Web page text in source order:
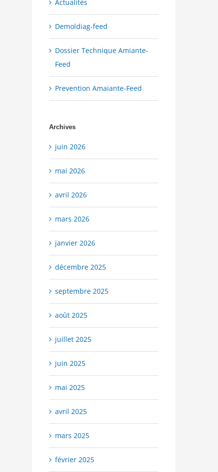
Actualités
Demoldiag-feed
Dossier Technique Amiante-
Feed
Prevention Amaiante-Feed
Archives
juin 2026
mai 2026
avril 2026
mars 2026
janvier 2026
décembre 2025
septembre 2025
août 2025
juillet 2025
juin 2025
mai 2025
avril 2025
mars 2025
février 2025